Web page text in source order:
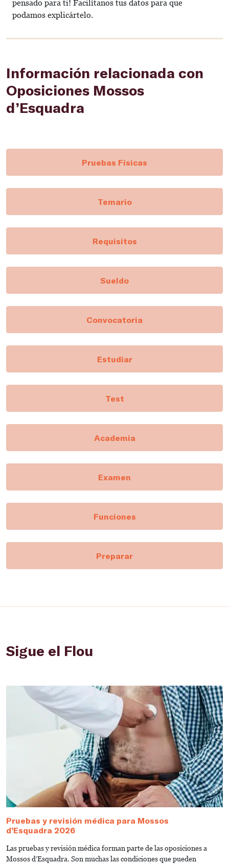
pensado para ti! Facilítanos tus datos para que
podamos explicártelo.
Información relacionada con
Oposiciones Mossos
d’Esquadra
Pruebas Físicas
Temario
Requisitos
Sueldo
Convocatoria
Estudiar
Test
Academia
Examen
Funciones
Preparar
Sigue el Flou
Pruebas y revisión médica para Mossos
d’Esquadra 2026
Las pruebas y revisión médica forman parte de las oposiciones a
Mossos d’Esquadra. Son muchas las condiciones que pueden